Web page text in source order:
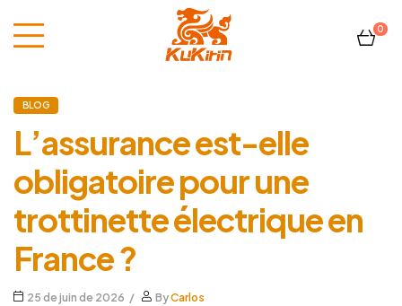
France
0
BLOG
L’assurance est-elle
obligatoire pour une
trottinette électrique en
France ?
25 de juin de 2026 ByCarlos